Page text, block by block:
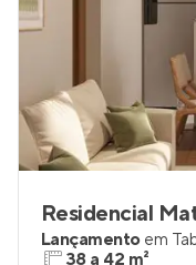
Residencial
Lançamento em
38 a 42 m²